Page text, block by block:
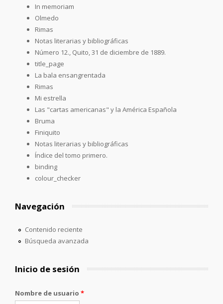
In memoriam
Olmedo
Rimas
Notas literarias y bibliográficas
Número 12., Quito, 31 de diciembre de 1889.
title_page
La bala ensangrentada
Rimas
Mi estrella
Las "cartas americanas" y la América Española
Bruma
Finiquito
Notas literarias y bibliográficas
Índice del tomo primero.
binding
colour_checker
Navegación
Contenido reciente
Búsqueda avanzada
Inicio de sesión
Nombre de usuario *